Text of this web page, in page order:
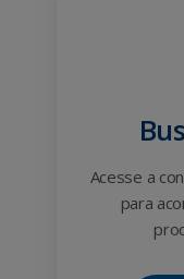
Acesse a
para